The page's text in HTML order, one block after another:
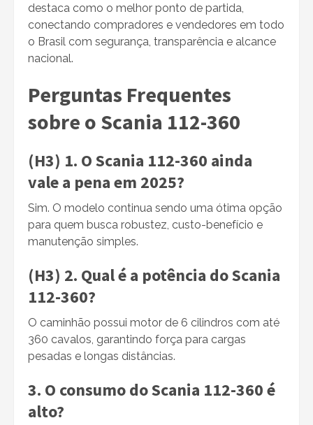
destaca como o melhor ponto de partida,
conectando compradores e vendedores em todo
o Brasil com segurança, transparência e alcance
nacional.
Perguntas Frequentes
sobre o Scania 112-360
(H3) 1. O Scania 112-360 ainda
vale a pena em 2025?
Sim. O modelo continua sendo uma ótima opção
para quem busca robustez, custo-benefício e
manutenção simples.
(H3) 2. Qual é a potência do Scania
112-360?
O caminhão possui motor de 6 cilindros com até
360 cavalos, garantindo força para cargas
pesadas e longas distâncias.
3. O consumo do Scania 112-360 é
alto?